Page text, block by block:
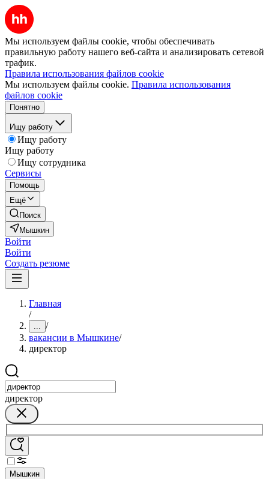
Мы используем файлы cookie, чтобы обеспечивать
правильную работу нашего веб-сайта и анализировать сетевой
трафик.
Правила использования файлов cookie
Мы используем файлы cookie. Правила использования
файлов cookie
Понятно
Ищу работу
Ищу работу
Ищу работу
Ищу сотрудника
Сервисы
Помощь
Ещё
Поиск
Мышкин
Войти
Войти
Создать резюме
Главная
/
... /
вакансии в Мышкине/
директор
директор
Мышкин